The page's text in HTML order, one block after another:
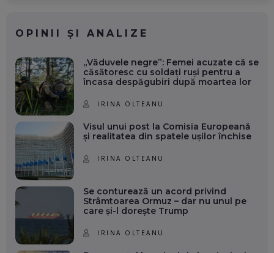
OPINII ȘI ANALIZE
„Văduvele negre”: Femei acuzate că se
căsătoresc cu soldați ruși pentru a
încasa despăgubiri după moartea lor
IRINA OLTEANU
Visul unui post la Comisia Europeană
și realitatea din spatele ușilor închise
IRINA OLTEANU
Se conturează un acord privind
Strâmtoarea Ormuz – dar nu unul pe
care și-l dorește Trump
IRINA OLTEANU